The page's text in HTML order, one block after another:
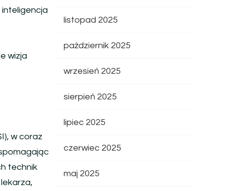
wizja
w coraz
technik
listopad 2025
październik 2025
wrzesień 2025
sierpień 2025
lipiec 2025
czerwiec 2025
maj 2025